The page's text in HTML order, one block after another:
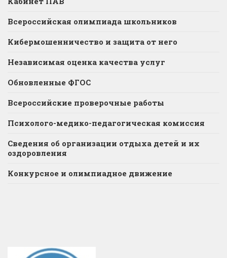
Всероссийская олимпиада школьников
Кибермошенничество и защита от него
Независимая оценка качества услуг
Обновленные ФГОС
Всероссийские проверочные работы
Психолого-медико-педагогическая комиссия
Сведения об организации отдыха детей и их
оздоровления
Конкурсное и олимпиадное движение